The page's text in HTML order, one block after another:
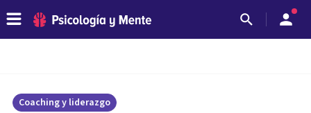
Coaching y liderazgo